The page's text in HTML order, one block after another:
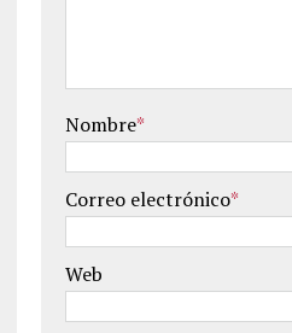
Nombre*
Correo electrónico*
Web